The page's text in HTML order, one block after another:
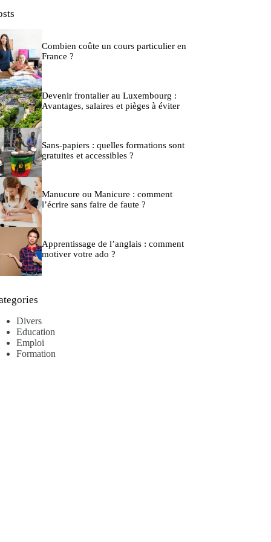
Combien coûte un cours particulier en
France ?
Devenir frontalier au Luxembourg :
Avantages, salaires et pièges à éviter
Sans-papiers : quelles formations sont
gratuites et accessibles ?
Manucure ou Manicure : comment
l’écrire sans faire de faute ?
Apprentissage de l’anglais : comment
motiver votre ado ?
Divers
Education
Emploi
Formation